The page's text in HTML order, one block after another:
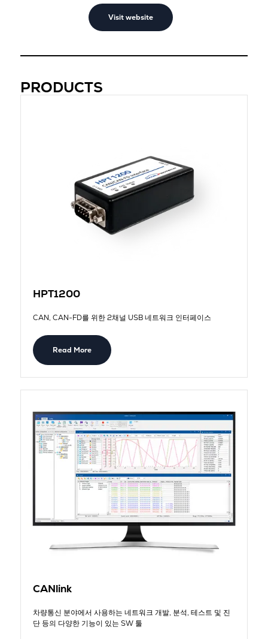
Visit website
PRODUCTS
HPT1200
CAN, CAN-FD를 위한 2채널 USB 네트워크 인터페이스
Read More
CANlink
차량통신 분야에서 사용하는 네트워크 개발, 분석, 테스트 및 진
단 등의 다양한 기능이 있는 SW 툴